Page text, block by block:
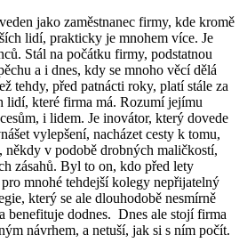
jako zaměstnanec firmy, kde kromě
lidí, prakticky je mnohem více. Je
Stál na počátku firmy, podstatnou
a i dnes, kdy se mnoho věcí dělá
tehdy, před patnácti roky, platí stále za
lidí, které firma má. Rozumí jejímu
i lidem. Je inovátor, který dovede
vylepšení, nacházet cesty k tomu,
v podobě drobných maličkostí,
zásahů. Byl to on, kdo před lety
mnohé tehdejší kolegy nepřijatelný
který se ale dlouhodobě nesmírně
benefituje dodnes. Dnes ale stojí firma
návrhem, a netuší, jak si s ním počít.